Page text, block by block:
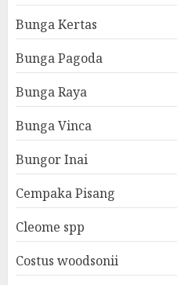
Bunga Kertas
Bunga Pagoda
Bunga Raya
Bunga Vinca
Bungor Inai
Cempaka Pisang
Cleome spp
Costus woodsonii